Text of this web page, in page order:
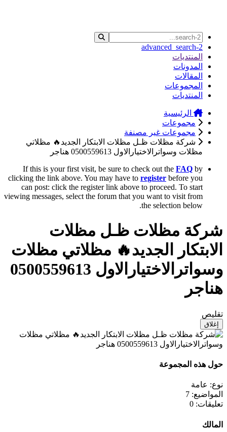
advanced_search-2
المنتديات
المدونات
المقالات
المجموعات
المنتديات
الرئيسية
مجموعات
مجموعات غير مصنفة
شركة مظلات ظـل مظلات الابتكار الجديد🔥 مظلاتي
مظلات وسواترالاختيارالاول 0500559613 هناجر
If this is your first visit, be sure to check out the FAQ by
clicking the link above. You may have to register before you
can post: click the register link above to proceed. To start
viewing messages, select the forum that you want to visit from
the selection below.
شركة مظلات ظـل مظلات
الابتكار الجديد🔥 مظلاتي مظلات
وسواترالاختيارالاول 0500559613
هناجر
تقليص
إغلاق
حول هذه المجموعة
نوع: عامة
المواضيع: 7
تعليقات: 0
المالك